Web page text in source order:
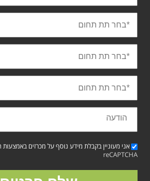
אני מעוניין בקבלת מידע נוסף על מכרזים באמצעות המייל
reCAPTCHA